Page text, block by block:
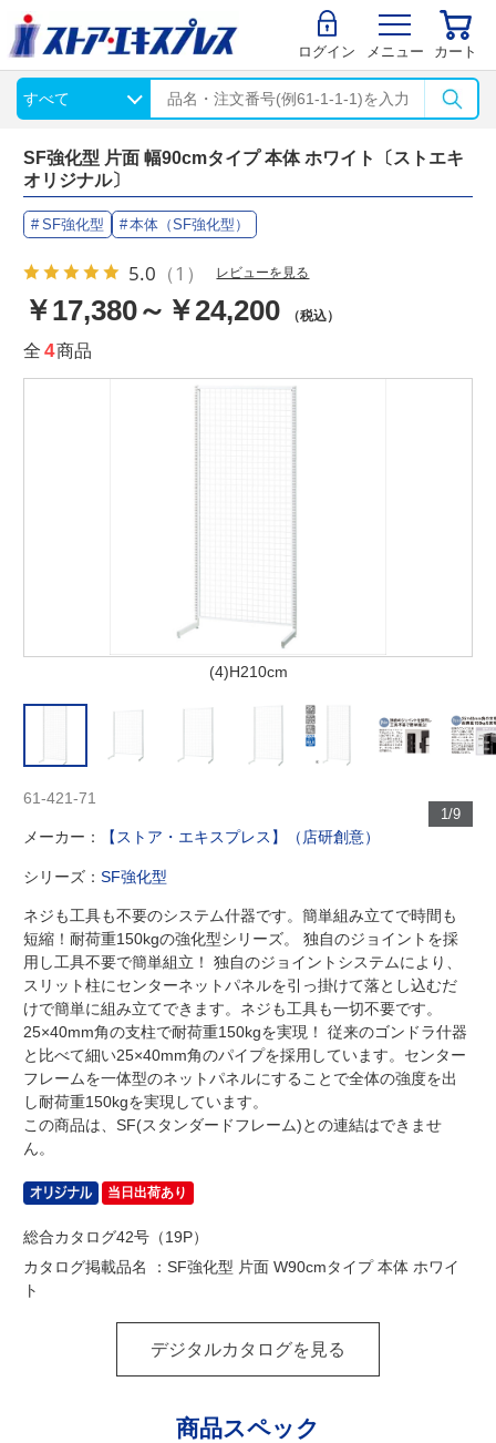
ログイン メニュー カート
SF強化型 片面 幅90cmタイプ 本体 ホワイト〔ストエキ
オリジナル〕
SF強化型 本体（SF強化型）
5.0 （1） レビューを見る
￥17,380～￥24,200 （税込）
全 4商品
(4)H210cm
1/9
61-421-71
メーカー： 【ストア・エキスプレス】（店研創意）
シリーズ：SF強化型
ネジも工具も不要のシステム什器です。簡単組み立てで時間も
短縮！耐荷重150kgの強化型シリーズ。 独自のジョイントを採
用し工具不要で簡単組立！ 独自のジョイントシステムにより、
スリット柱にセンターネットパネルを引っ掛けて落とし込むだ
けで簡単に組み立てできます。ネジも工具も一切不要です。
25×40mm角の支柱で耐荷重150kgを実現！ 従来のゴンドラ什器
と比べて細い25×40mm角のパイプを採用しています。センター
フレームを一体型のネットパネルにすることで全体の強度を出
し耐荷重150kgを実現しています。
この商品は、SF(スタンダードフレーム)との連結はできませ
ん。
当日出荷あり
総合カタログ42号（19P）
カタログ掲載品名 ：SF強化型 片面 W90cmタイプ 本体 ホワイ
ト
デジタルカタログを見る
商品スペック